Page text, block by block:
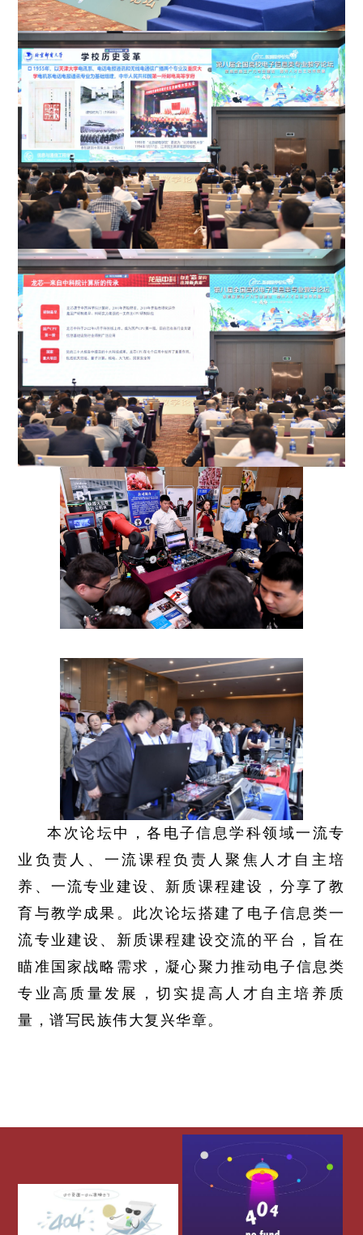
本次论坛中，各电子信息学科领域一流专
业负责人、一流课程负责人聚焦人才自主培
养、一流专业建设、新质课程建设，分享了教
育与教学成果。此次论坛搭建了电子信息类一
流专业建设、新质课程建设交流的平台，旨在
瞄准国家战略需求，凝心聚力推动电子信息类
专业高质量发展，切实提高人才自主培养质
量，谱写民族伟大复兴华章。